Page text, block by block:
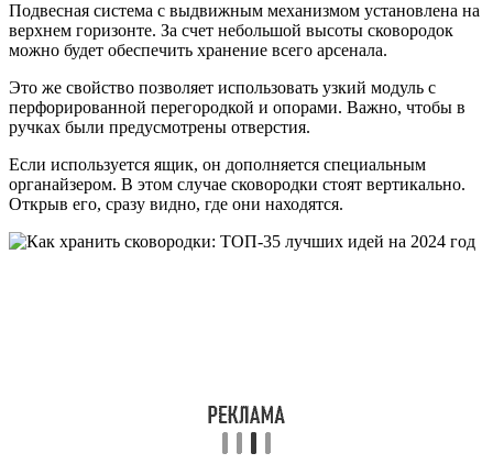
Подвесная система с выдвижным механизмом установлена ​​на
верхнем горизонте. За счет небольшой высоты сковородок
можно будет обеспечить хранение всего арсенала.
Это же свойство позволяет использовать узкий модуль с
перфорированной перегородкой и опорами. Важно, чтобы в
ручках были предусмотрены отверстия.
Если используется ящик, он дополняется специальным
органайзером. В этом случае сковородки стоят вертикально.
Открыв его, сразу видно, где они находятся.